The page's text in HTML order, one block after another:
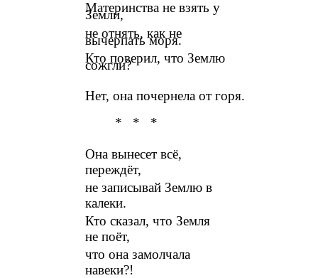
Материнства не взять у
Земли,
не отнять, как не
вычерпать моря.
Кто поверил, что Землю
сожгли?
Нет, она почернела от горя.
* * *
Она вынесет всё,
переждёт,
не записывай Землю в
калеки.
Кто сказал, что Земля
не поёт,
что она замолчала
навеки?!